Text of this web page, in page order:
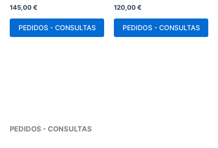
PEDIDOS - CONSULTAS
145,00€
PEDIDOS - CONSULTAS
120,00€
PEDIDOS - CONSULTAS